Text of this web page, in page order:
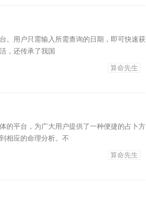
。用户只需输入所需查询的日期，即可快速获
，还传承了我国
算命先生
的平台，为广大用户提供了一种便捷的占卜方
相应的命理分析。不
算命先生